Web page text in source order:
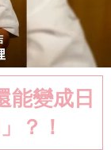
能變成日
？！